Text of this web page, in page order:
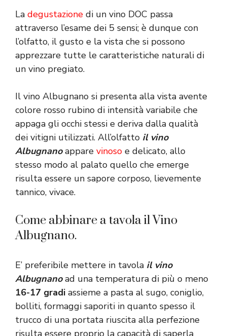
La degustazione di un vino DOC passa
attraverso l’esame dei 5 sensi; è dunque con
l’olfatto, il gusto e la vista che si possono
apprezzare tutte le caratteristiche naturali di
un vino pregiato.
Il vino Albugnano si presenta alla vista avente
colore rosso rubino di intensità variabile che
appaga gli occhi stessi e deriva dalla qualità
dei vitigni utilizzati. All’olfatto il vino
Albugnanoappare vinoso e delicato, allo
stesso modo al palato quello che emerge
risulta essere un sapore corposo, lievemente
tannico, vivace.
Come abbinare a tavola il Vino
Albugnano.
E’ preferibile mettere in tavola il vino
Albugnanoad una temperatura di più o meno
16-17 gradi assieme a pasta al sugo, coniglio,
bolliti, formaggi saporiti in quanto spesso il
trucco di una portata riuscita alla perfezione